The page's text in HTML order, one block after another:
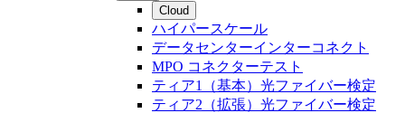
Cloud
ハイパースケール
データセンターインターコネクト
MPO コネクターテスト
ティア1（基本）光ファイバー検定
ティア2（拡張）光ファイバー検定